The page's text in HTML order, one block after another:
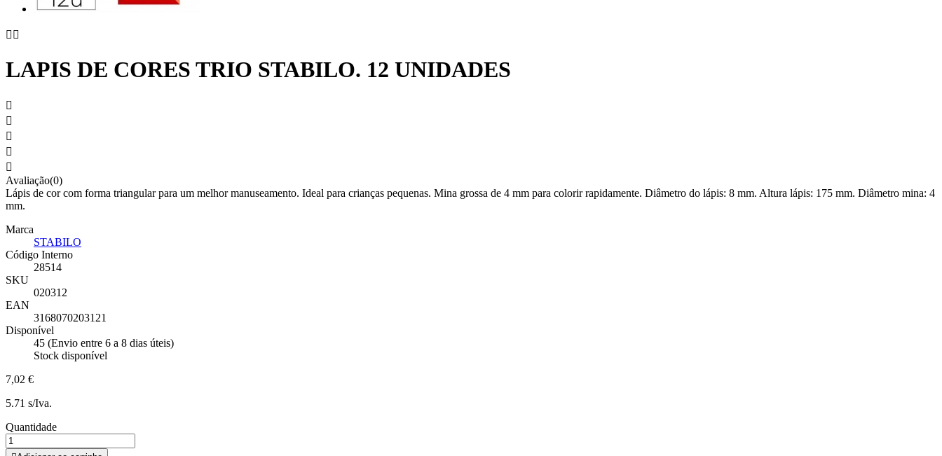
 
LAPIS DE CORES TRIO STABILO. 12 UNIDADES





Avaliação(0)
Lápis de cor com forma triangular para um melhor manuseamento. Ideal para crianças pequenas. Mina grossa de 4 mm para colorir rapidamente. Diâmetro do lápis: 8 mm. Altura lápis: 175 mm. Diâmetro mina: 4
mm.
Marca
STABILO
Código Interno
28514
SKU
020312
EAN
3168070203121
Disponível
45 (Envio entre 6 a 8 dias úteis)
Stock disponível
7,02 €
5.71 s/Iva.
Quantidade